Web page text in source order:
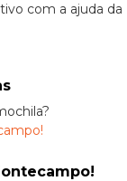
com a ajuda da